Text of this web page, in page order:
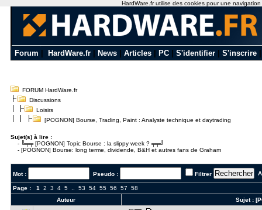
Forum HardWare.fr News Articles PC S'identifier S'inscrire
FORUM HardWare.fr
Discussions
Loisirs
[POGNON] Bourse, Trading, Paint : Analyste technique et daytrading
Sujet(s) à lire :
- ╚╤╤ [POGNON] Topic Bourse : la slippy week ? ╤╤╝
- [POGNON] Bourse: long terme, dividende, B&H et autres fans de Graham
Mot : Pseudo : Filtrer
Page : 1 2 3 4 5.. 53 54 55 56 57
58
Auteur
Sujet :
HardWare.fr utilise des cookies pour une